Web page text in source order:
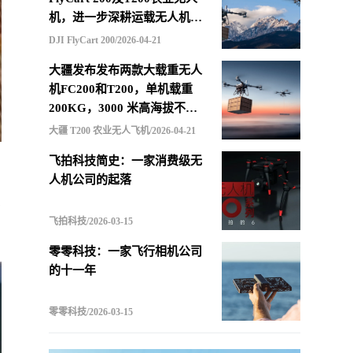
机，进一步深耕运载无人机市
场
DJI FlyCart 200/2026-04-21
大疆发布发布两款大载重无人
机FC200和T200，单机载重
200KG，3000 米高海拔不减
载，支持四机联吊最多600KG
大疆 T200 农业无人飞机/2026-04-21
飞拍科技简史：一家消费级无
人机公司的起落
飞拍科技/2026-03-15
零零科技：一家飞行相机公司
的十一年
零零科技/2026-03-15